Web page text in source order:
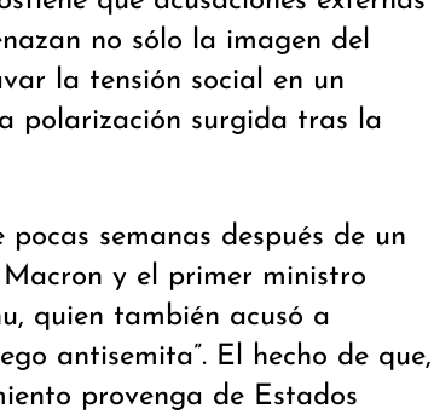
no sólo la imagen del
la tensión social en un
polarización surgida tras la
semanas después de un
y el primer ministro
quien también acusó a
antisemita”. El hecho de que,
provenga de Estados